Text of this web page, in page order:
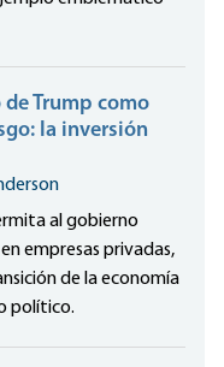
Trump como
la inversión
al gobierno
empresas privadas,
de la economía
político.